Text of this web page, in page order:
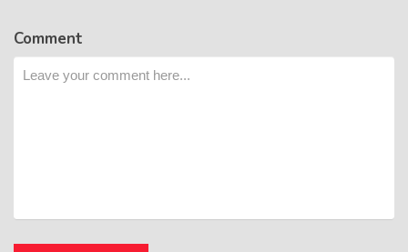
Comment